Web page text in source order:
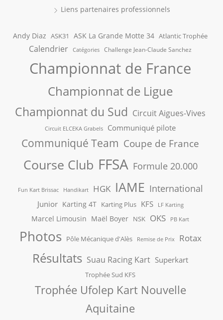
Liens partenaires professionnels
Andy Diaz ASK31 ASK La Grande Motte 34 Atlantic Trophée
Calendrier Catégories Challenge Jean-Claude Sanchez
Championnat de France
Championnat de Ligue
Championnat du Sud Circuit Aigues-Vives
Circuit ELCEKA Grabels Communiqué pilote
Communiqué Team Coupe de France
Course Club FFSA Formule 20.000
Fun Kart Brissac Handikart HGK IAME International
Junior Karting 4T Karting Plus KFS LF Karting
Marcel Limousin Maël Boyer NSK OKS PB Kart
Photos Pôle Mécanique d'Alès Remise de Prix Rotax
Résultats Suau Racing Kart Superkart
Trophée Sud KFS
Trophée Ufolep Kart Nouvelle
Aquitaine